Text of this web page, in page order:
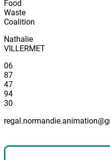
Food
Waste
Coalition
Nathalie
VILLERMET
06
87
47
94
30